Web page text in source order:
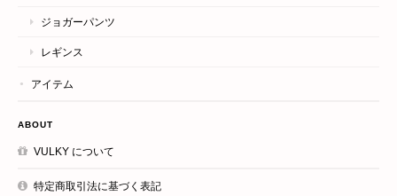
ジョガーパンツ
レギンス
アイテム
ABOUT
VULKY について
特定商取引法に基づく表記